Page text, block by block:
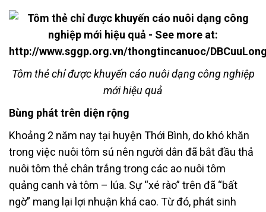
Tôm thẻ chỉ được khuyến cáo nuôi dạng công nghiệp
mới hiệu quả
Bùng phát trên diện rộng
Khoảng 2 năm nay tại huyện Thới Bình, do khó khăn
trong việc nuôi tôm sú nên người dân đã bắt đầu thả
nuôi tôm thẻ chân trắng trong các ao nuôi tôm
quảng canh và tôm – lúa. Sự “xé rào” trên đã “bất
ngờ” mang lại lợi nhuận khá cao. Từ đó, phát sinh